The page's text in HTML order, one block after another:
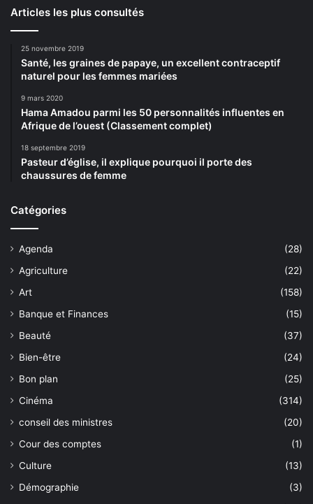
Articles les plus consultés
25 novembre 2019
Santé, les graines de papaye, un excellent contraceptif
naturel pour les femmes mariées
9 mars 2020
Hama Amadou parmi les 50 personnalités influentes en
Afrique de l’ouest (Classement complet)
18 septembre 2019
Pasteur d’église, il explique pourquoi il porte des
chaussures de femme
Catégories
Agenda
(28)
Agriculture
(22)
Art
(158)
Banque et Finances
(15)
Beauté
(37)
Bien-être
(24)
Bon plan
(25)
Cinéma
(314)
conseil des ministres
(20)
Cour des comptes
(1)
Culture
(13)
Démographie
(3)